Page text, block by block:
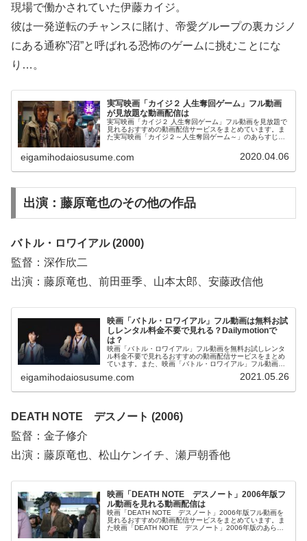
現場で働かされていた伊藤カイジ。
彼は一発逆転のチャンスに賭け、帝愛グループの裏カジノ
にある通称”沼”と呼ばれる恐怖のゲームに挑むことにな
り…。
実写映画「カイジ２ 人生奪回ゲーム」フル動画
が見放題な動画配信は
実写映画「カイジ２ 人生奪回ゲーム」フル動画を見放題で
見れるおすすめの動画配信サービスをまとめています。ま
た実写映画「カイジ２～人生奪回ゲーム～」のあらすじ、
画配信サービス選びや映画本編を見る前の予備知識として
役立ててください。
eigamihodaiosusume.com 2020.04.06
出演：藤原竜也のその他の作品
バトル・ロワイアル (2000)
監督：深作欣二
出演：藤原竜也、前田亜季、山本太郎、安藤政信他
映画「バトル・ロワイアル」フル動画は無料お試
しレンタル料金不要で見れる？Dailymotionで
は？
映画「バトル・ロワイアル」フル動画を無料お試しレンタ
ル料金不要で見れるおすすめの動画配信サービスをまとめ
ています。また、映画「バトル・ロワイアル」フル動画を
す。そして、映画「バトル・ロワイアル」の作品情報、あ
ス選びや映画本編を見る前の予備知識として役立ててくだ
eigamihodaiosusume.com 2021.05.26
DEATH NOTE デスノート (2006)
監督：金子修介
出演：藤原竜也、松山ケンイチ、瀬戸朝香他
映画「DEATH NOTE デスノート」2006年版フ
ル動画を見れる動画配信は
映画「DEATH NOTE デスノート」2006年版フル動画を
見れるおすすめの動画配信サービスをまとめています。ま
た映画「DEATH NOTE デスノート」2006年版のあらす